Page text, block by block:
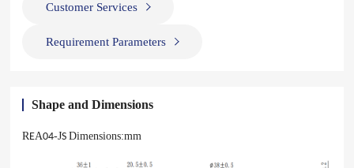
Customer Services
Requirement Parameters
Shape and Dimensions
REA04-JS Dimensions:mm